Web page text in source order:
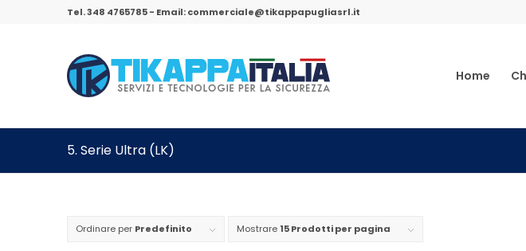
Tel.348 4765785- Email:commerciale@tikappapugliasrl.it
Home
5. Serie Ultra (LK)
Ordinare per Predefinito Mostrare 15 Prodotti per pagina